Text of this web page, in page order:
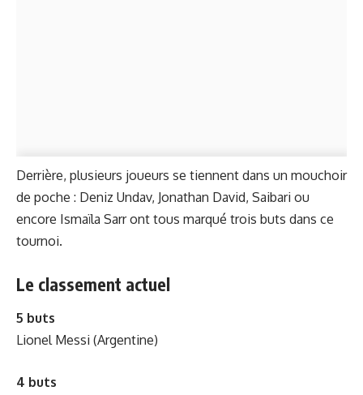
Derrière, plusieurs joueurs se tiennent dans un mouchoir
de poche : Deniz Undav, Jonathan David, Saibari ou
encore Ismaïla Sarr ont tous marqué trois buts dans ce
tournoi.
Le classement actuel
5 buts
Lionel Messi (Argentine)
4 buts